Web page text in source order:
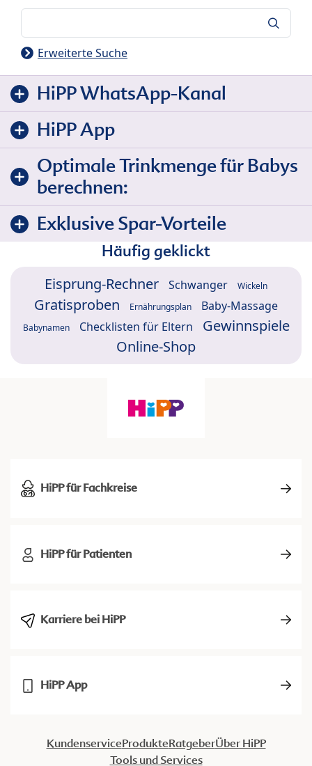
Erweiterte Suche
HiPP WhatsApp-Kanal
HiPP App
Optimale Trinkmenge für Babys
berechnen:
Exklusive Spar-Vorteile
Häufig geklickt
Eisprung-Rechner Schwanger Wickeln
Gratisproben Ernährungsplan Baby-Massage
Babynamen Checklisten für Eltern
Gewinnspiele
Online-Shop
HiPP für Fachkreise
HiPP für Patienten
Karriere bei HiPP
HiPP App
KundenserviceProdukteRatgeberÜber HiPP
Tools und Services